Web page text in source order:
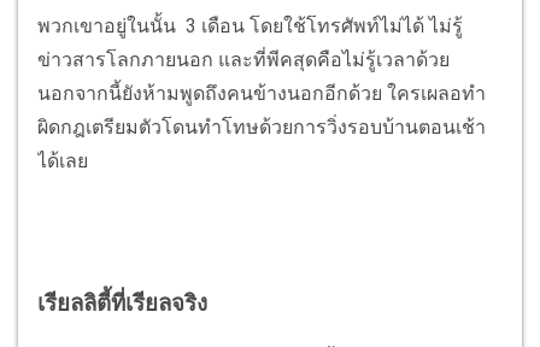
พวกเขาอยู่ในนั้น 3 เดือน โดยใช้โทรศัพท์ไม่ได้ ไม่รู้
ข่าวสารโลกภายนอก และที่พีคสุดคือไม่รู้เวลาด้วย
นอกจากนี้ยังห้ามพูดถึงคนข้างนอกอีกด้วย ใครเผลอทำ
ผิดกฎเตรียมตัวโดนทำโทษด้วยการวิ่งรอบบ้านตอนเช้า
ได้เลย
เรียลลิตี้ที่เรียลจริง